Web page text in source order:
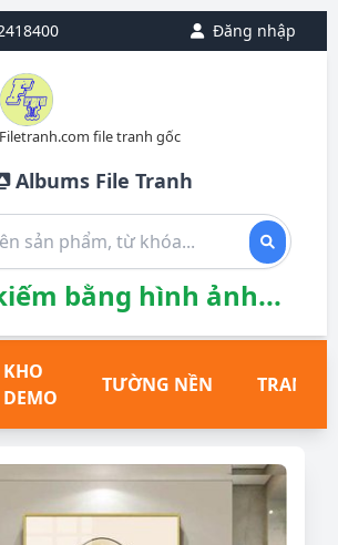
Đăng nhập
Filetranh.com file tranh gốc
Albums File Tranh
bằng hình ảnh...
KHO
DEMO
TƯỜNG NỀN TRANH